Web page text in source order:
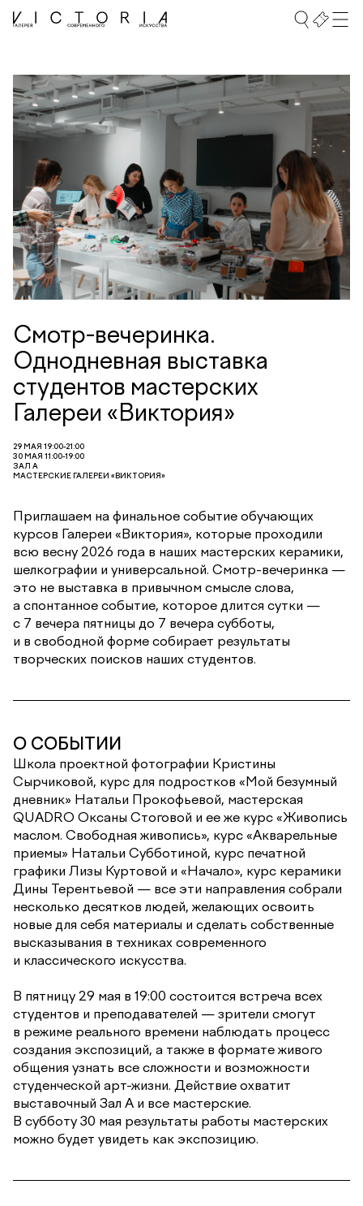
Смотр-вечеринка.
Однодневная выставка
студентов мастерских
Галереи «Виктория»
29 МАЯ 19:00-21:00
30 МАЯ 11:00-19:00
ЗАЛ А
МАСТЕРСКИЕ ГАЛЕРЕИ «ВИКТОРИЯ»
Приглашаем на финальное событие обучающих
курсов Галереи «Виктория», которые проходили
всю весну 2026 года в наших мастерских керамики,
шелкографии и универсальной. Смотр-вечеринка —
это не выставка в привычном смысле слова,
а спонтанное событие, которое длится сутки —
с 7 вечера пятницы до 7 вечера субботы,
и в свободной форме собирает результаты
творческих поисков наших студентов.
О СОБЫТИИ
Школа проектной фотографии Кристины
Сырчиковой, курс для подростков «Мой безумный
дневник» Натальи Прокофьевой, мастерская
QUADRO Оксаны Стоговой и ее же курс «Живопись
маслом. Свободная живопись», курс «Акварельные
приемы» Натальи Субботиной, курс печатной
графики Лизы Куртовой и «Начало», курс керамики
Дины Терентьевой — все эти направления собрали
несколько десятков людей, желающих освоить
новые для себя материалы и сделать собственные
высказывания в техниках современного
и классического искусства.
В пятницу 29 мая в 19:00 состоится встреча всех
студентов и преподавателей — зрители смогут
в режиме реального времени наблюдать процесс
создания экспозиций, а также в формате живого
общения узнать все сложности и возможности
студенческой арт-жизни. Действие охватит
выставочный Зал А и все мастерские.
В субботу 30 мая результаты работы мастерских
можно будет увидеть как экспозицию.